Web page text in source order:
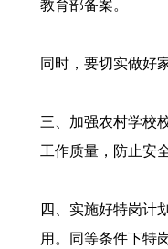
教育部备案。
同时，要切实做好
三、加强农村学校
工作质量，防止安
四、实施好特岗计
用。同等条件下特